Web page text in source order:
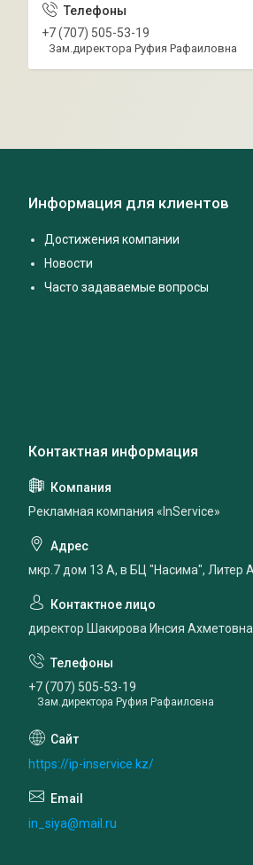
+7 (707) 505-53-19
Зам.директора Руфия Рафаиловна
Информация для клиентов
Достижения компании
Новости
Часто задаваемые вопросы
Рекламная компания «InService»
мкр.7 дом 13 А, в БЦ "Насима", Литер
директор Шакирова Инсия Ахметовна
+7 (707) 505-53-19
Зам.директора Руфия Рафаиловна
https://ip-inservice.kz/
in_siya@mail.ru